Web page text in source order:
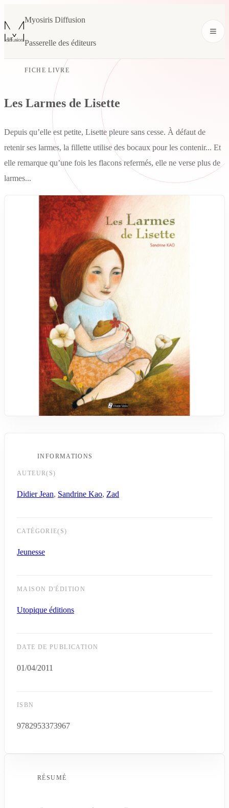
Myosiris Diffusion
Passerelle des éditeurs
FICHE LIVRE
Les Larmes de Lisette
Depuis qu’elle est petite, Lisette pleure sans cesse. À défaut de
retenir ses larmes, la fillette utilise des bocaux pour les contenir... Et
elle remarque qu’une fois les flacons refermés, elle ne verse plus de
larmes...
INFORMATIONS
AUTEUR(S)
Didier Jean, Sandrine Kao, Zad
CATÉGORIE(S)
Jeunesse
MAISON D'ÉDITION
Utopique éditions
DATE DE PUBLICATION
01/04/2011
ISBN
9782953373967
RÉSUMÉ